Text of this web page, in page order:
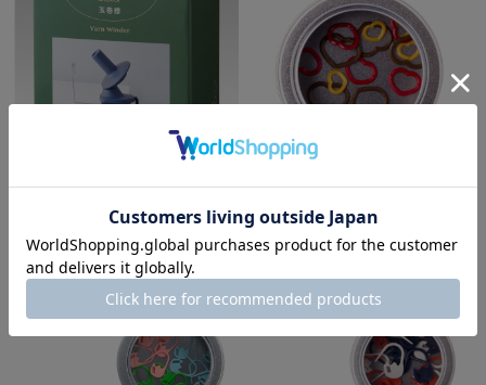
Clover(クロバー) 玉巻器 55-370
¥8,250(税込)
Tulip チューリップ amicolle 目
かぞえマーカーセット（ハート）
AC-016
¥770 (税込)